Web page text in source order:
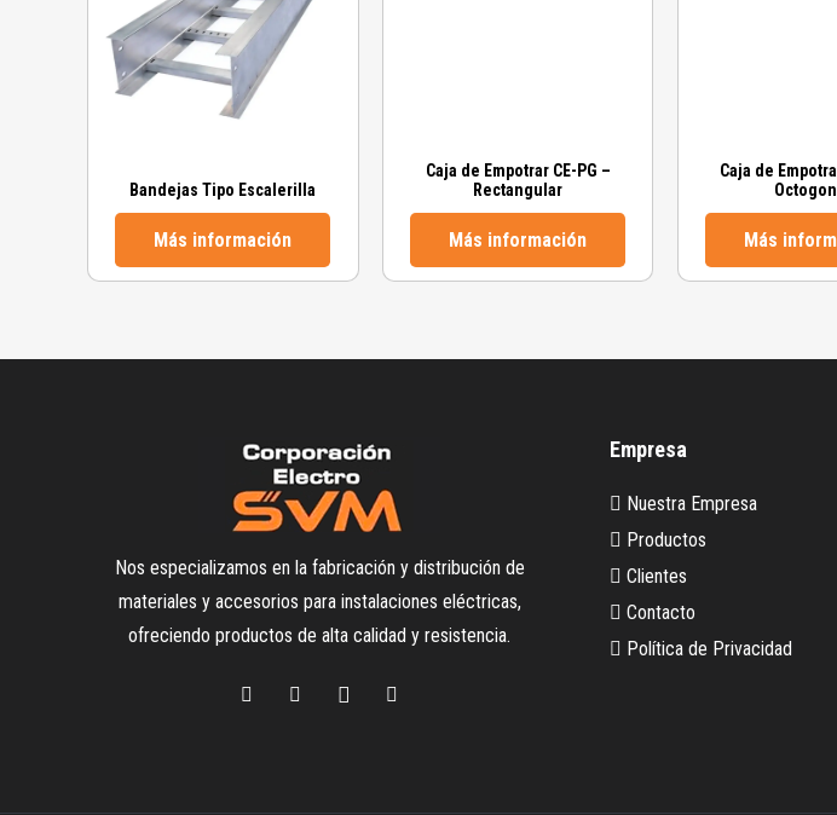
Bandejas Tipo Escalerilla
Más información
Caja de Empotrar CE-PG –
Rectangular
Más información
Caja de
Más
Nos especializamos en la fabricación y distribución de
materiales y accesorios para instalaciones eléctricas,
ofreciendo productos de alta calidad y resistencia.
Empresa
Nuestra Empresa
Productos
Clientes
Contacto
Política de Privacidad